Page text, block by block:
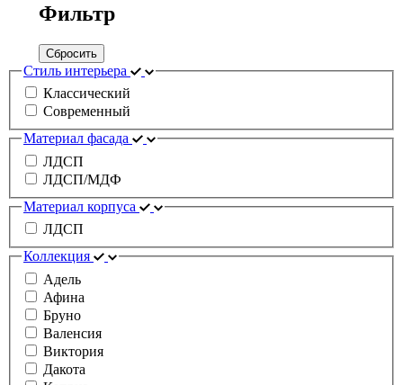
Фильтр
Сбросить
Стиль интерьера
Классический
Современный
Материал фасада
ЛДСП
ЛДСП/МДФ
Материал корпуса
ЛДСП
Коллекция
Адель
Афина
Бруно
Валенсия
Виктория
Дакота